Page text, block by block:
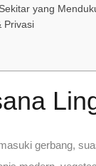
yang
Privasi
gerbang,